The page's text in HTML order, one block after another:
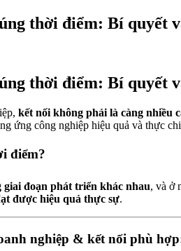
thời điểm: Bí quyết
thời điểm: Bí quyết
kết nối không phải là càng nhiều
ứng công nghiệp hiệu quả và thực
điểm?
giai đoạn phát triển khác nhau, và ở
được hiệu quả thực sự.
nghiệp & kết nối phù